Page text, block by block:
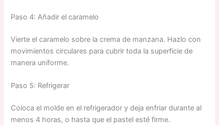
Paso 4: Añadir el caramelo
Vierte el caramelo sobre la crema de manzana. Hazlo con
movimientos circulares para cubrir toda la superficie de
manera uniforme.
Paso 5: Refrigerar
Coloca el molde en el refrigerador y deja enfriar durante al
menos 4 horas, o hasta que el pastel esté firme.